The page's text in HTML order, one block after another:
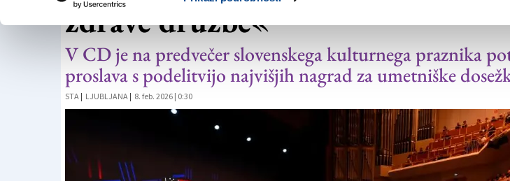
zdrave družbe«
V CD je na predvečer slovenskega kulturnega praznika
proslava s podelitvijo najvišjih nagrad za umetniške
STA | LJUBLJANA | 8. feb. 2026 | 0:30